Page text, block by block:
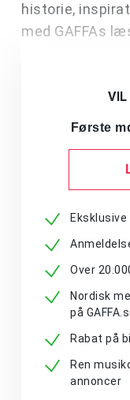
historie,
med GAFFAs
Første
Over
Nordisk
på
Rabat på
Ren
annoncer